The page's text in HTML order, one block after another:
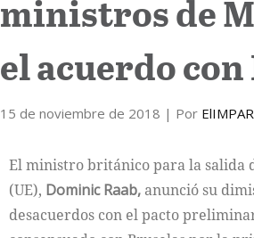
Internacional
Cultura
ministros de
el acuerdo
15 de noviembre de 2018 | Por
El ministro británico para la salida
(UE), Dominic Raab, anunció su
desacuerdos con el pacto